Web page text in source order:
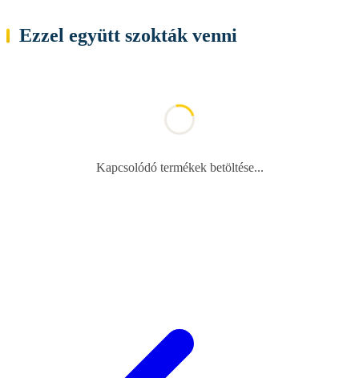
Ezzel együtt szokták venni
Kapcsolódó termékek betöltése...